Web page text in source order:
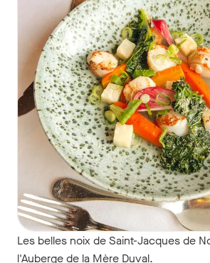
Les belles noix de Saint-Jacques de
l'Auberge de la Mère Duval.